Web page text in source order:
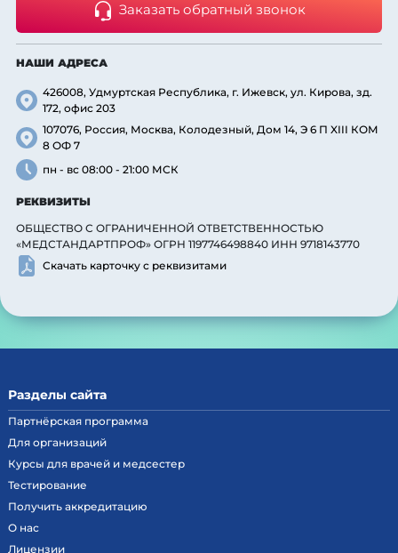
Заказать обратный звонок
НАШИ АДРЕСА
426008, Удмуртская Республика, г. Ижевск, ул. Кирова, зд.
172, офис 203
107076, Россия, Москва, Колодезный, Дом 14, Э 6 П XIII КОМ
8 ОФ 7
пн - вс 08:00 - 21:00 МСК
РЕКВИЗИТЫ
ОБЩЕСТВО С ОГРАНИЧЕННОЙ ОТВЕТСТВЕННОСТЬЮ
«МЕДСТАНДАРТПРОФ» ОГРН 1197746498840 ИНН 9718143770
Скачать карточку с реквизитами
Разделы сайта
Партнёрская программа
Для организаций
Курсы для врачей и медсестер
Тестирование
Получить аккредитацию
О нас
Лицензии